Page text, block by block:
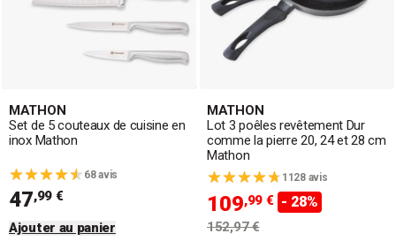
MATHON
Set de 5 couteaux de cuisine en
inox Mathon
68 avis
47,99 €
Ajouter au panier
MATHON
Lot 3 poêles revêtement Dur
comme la pierre 20, 24 et 28 cm
Mathon
1128 avis
109,99 € - 28%
152,97 €